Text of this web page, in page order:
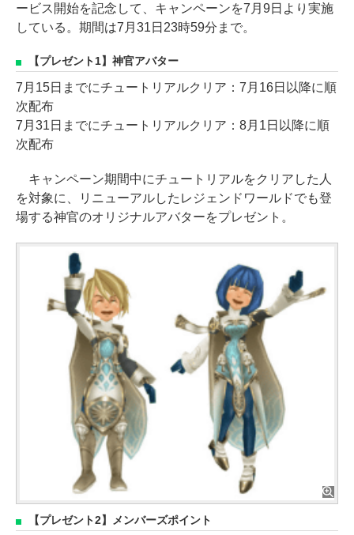
ービス開始を記念して、キャンペーンを7月9日より実施
している。期間は7月31日23時59分まで。
【プレゼント1】神官アバター
7月15日までにチュートリアルクリア：7月16日以降に順
次配布
7月31日までにチュートリアルクリア：8月1日以降に順
次配布
キャンペーン期間中にチュートリアルをクリアした人
を対象に、リニューアルしたレジェンドワールドでも登
場する神官のオリジナルアバターをプレゼント。
【プレゼント2】メンバーズポイント